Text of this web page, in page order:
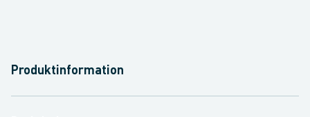
Produktinformation